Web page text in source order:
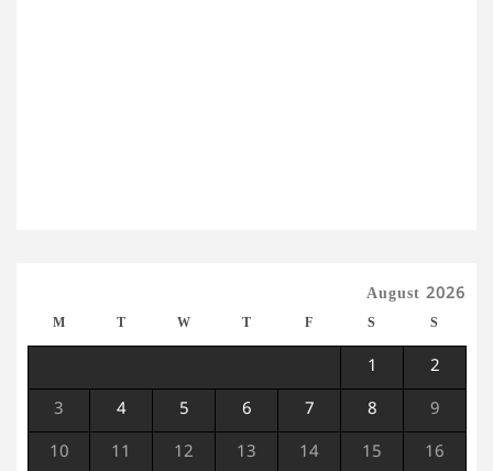
August 2026
M T W T F S S
1 2
3 4 5 6 7 8 9
10 11 12 13 14 15 16